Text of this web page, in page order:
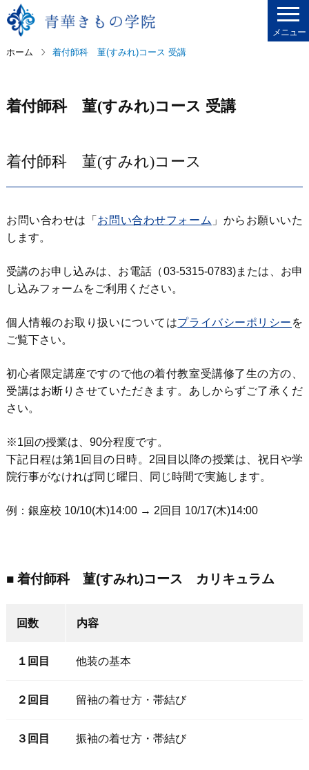
メニュー
ホーム
着付師科 菫(すみれ)コース 受講
着付師科 菫(すみれ)コース 受講
着付師科 菫(すみれ)コース
お問い合わせは「 お問い合わせフォーム 」からお願いいた
します。
受講のお申し込みは、お電話（03-5315-0783)または、お申
し込みフォームをご利用ください。
個人情報のお取り扱いについてはプライバシーポリシー を
ご覧下さい。
初心者限定講座ですので他の着付教室受講修了生の方の、
受講はお断りさせていただきます。あしからずご了承くだ
さい。
※1回の授業は、90分程度です。
下記日程は第1回目の日時。2回目以降の授業は、祝日や学
院行事がなければ同じ曜日、同じ時間で実施します。
例：銀座校 10/10(木)14:00 → 2回目 10/17(木)14:00
■ 着付師科 菫(すみれ)コース カリキュラム
回数 内容
１回目 他装の基本
２回目 留袖の着せ方・帯結び
３回目 振袖の着せ方・帯結び